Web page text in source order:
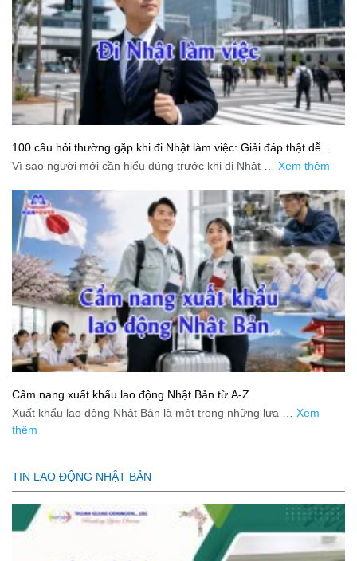
100 câu hỏi thường gặp khi đi Nhật làm việc: Giải đáp thật dễ
hiểu cho người mới bắt đầu
Vì sao người mới cần hiểu đúng trước khi đi Nhật … Xem thêm
Cẩm nang xuất khẩu lao động Nhật Bản từ A-Z
Xuất khẩu lao động Nhật Bản là một trong những lựa … Xem
thêm
TIN LAO ĐỘNG NHẬT BẢN